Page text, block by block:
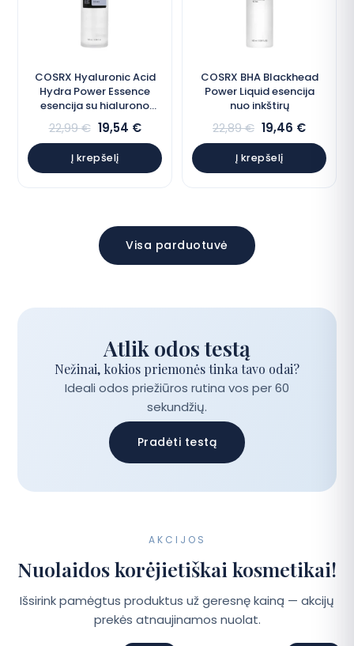
COSRX Hyaluronic Acid
Hydra Power Essence
esencija su hialurono
rūgštimi
22,99€ 19,54 €
Į krepšelį
COSRX BHA Blackhead
Power Liquid esencija
nuo inkštirų
22,89€ 19,46 €
Į krepšelį
Visa parduotuvė
Atlik odos testą
Nežinai, kokios priemonės tinka tavo odai?
Ideali odos priežiūros rutina vos per 60
sekundžių.
Pradėti testą
AKCIJOS
Nuolaidos korėjietiškai kosmetikai!
Išsirink pamėgtus produktus už geresnę kainą — akcijų
prekės atnaujinamos nuolat.